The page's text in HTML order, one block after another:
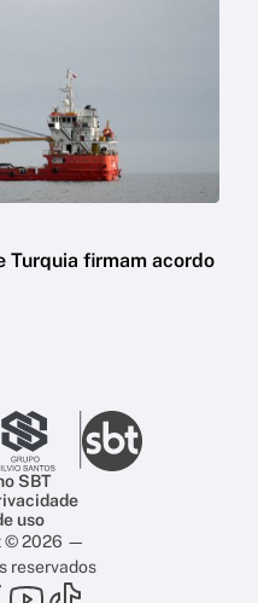
Turquia firmam acordo
SBT
uso
© 2026 —
reservados